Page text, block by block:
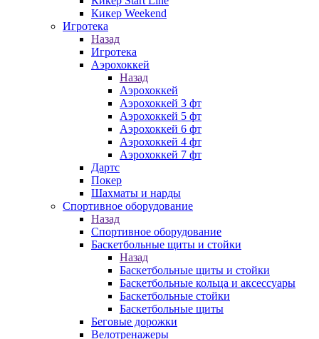
Кикер Weekend
Игротека
Назад
Игротека
Аэрохоккей
Назад
Аэрохоккей
Аэрохоккей 3 фт
Аэрохоккей 5 фт
Аэрохоккей 6 фт
Аэрохоккей 4 фт
Аэрохоккей 7 фт
Дартс
Покер
Шахматы и нарды
Спортивное оборудование
Назад
Спортивное оборудование
Баскетбольные щиты и стойки
Назад
Баскетбольные щиты и стойки
Баскетбольные кольца и аксессуары
Баскетбольные стойки
Баскетбольные щиты
Беговые дорожки
Велотренажеры